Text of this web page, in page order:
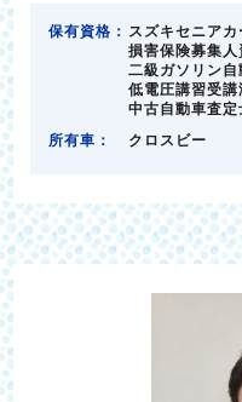
保有資格： スズキセニア
損害保険募集人
二級ガソリン自
低電圧講習受講
中古自動車査定
所有車：
クロスビー